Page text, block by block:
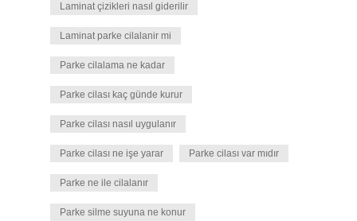
Laminat çizikleri nasıl giderilir
Laminat parke cilalanir mi
Parke cilalama ne kadar
Parke cilası kaç günde kurur
Parke cilası nasıl uygulanır
Parke cilası ne işe yarar Parke cilası var mıdır
Parke ne ile cilalanır
Parke silme suyuna ne konur